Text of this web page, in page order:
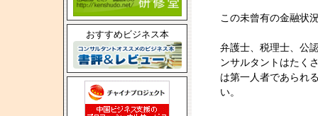
おすすめビジネス本
この未曾有の金融状
弁護士、税理士、公
ンサルタントはたく
は第一人者であられ
い。